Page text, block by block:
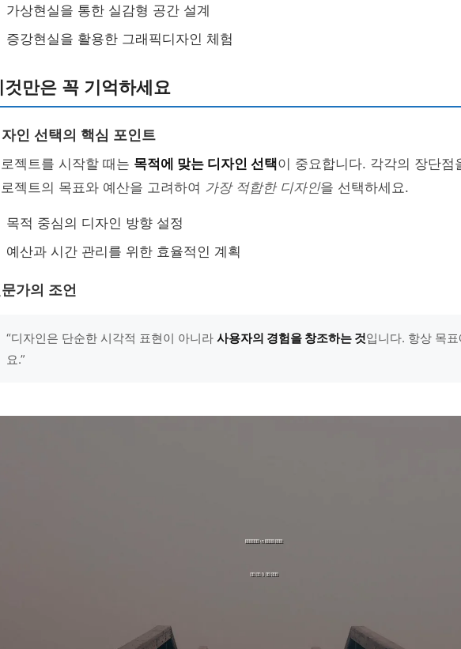
가상현실을 통한 실감형 공간 설계
증강현실을 활용한 그래픽디자인 체험
것만은 꼭 기억하세요
인 선택의 핵심 포인트
젝트를 시작할 때는 목적에 맞는 디자인 선택이 중요합니다. 각각의 장단점
젝트의 목표와 예산을 고려하여 가장 적합한 디자인을 선택하세요.
목적 중심의 디자인 방향 설정
예산과 시간 관리를 위한 효율적인 계획
가의 조언
“디자인은 단순한 시각적 표현이 아니라 사용자의 경험을 창조하는 것입니다. 항상 목
요.”